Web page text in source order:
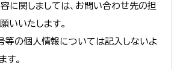
に関しましては、お問い合わせ先の担
いいたします。
等の個人情報については記入しないよ
す。